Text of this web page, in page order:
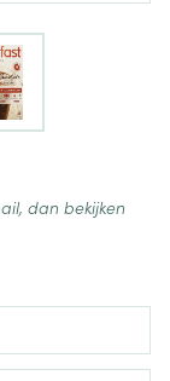
larger image
dan bekijken